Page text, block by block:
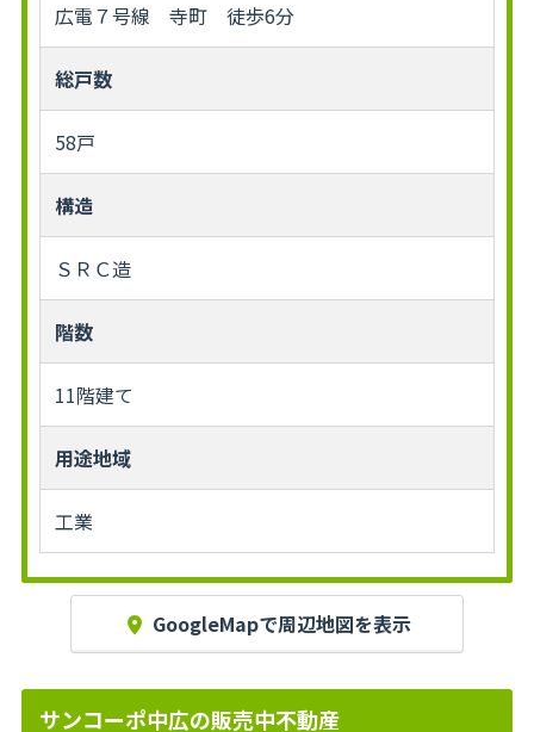
広電７号線 寺町 徒歩6分
総戸数
58戸
構造
ＳＲＣ造
階数
11階建て
用途地域
工業
GoogleMapで周辺地図を表示
サンコーポ中広の販売中不動産